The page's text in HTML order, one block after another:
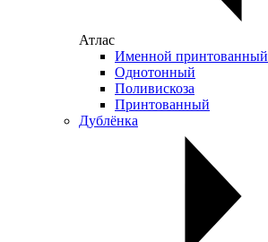
Атлас
Именной принтованный
Однотонный
Поливискоза
Принтованный
Дублёнка